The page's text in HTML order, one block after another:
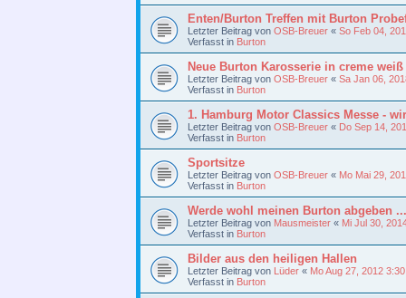
Enten/Burton Treffen mit Burton
Letzter Beitrag von OSB-Breuer « So Feb 04,
Verfasst in Burton
Neue Burton Karosserie in creme
Letzter Beitrag von OSB-Breuer « Sa Jan 06,
Verfasst in Burton
1. Hamburg Motor Classics Messe -
Letzter Beitrag von OSB-Breuer « Do Sep 14,
Verfasst in Burton
Sportsitze
Letzter Beitrag von OSB-Breuer « Mo Mai 29,
Verfasst in Burton
Werde wohl meinen Burton abgeben
Letzter Beitrag von Mausmeister « Mi Jul 30,
Verfasst in Burton
Bilder aus den heiligen Hallen
Letzter Beitrag von Lüder « Mo Aug 27, 2012
Verfasst in Burton